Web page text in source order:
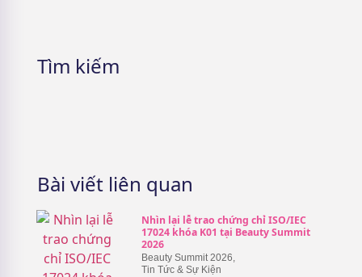
Tìm kiếm
Bài viết liên quan
Nhìn lại lễ trao chứng chỉ ISO/IEC
17024 khóa K01 tại Beauty Summit
2026
Beauty Summit 2026,
Tin Tức & Sự Kiện